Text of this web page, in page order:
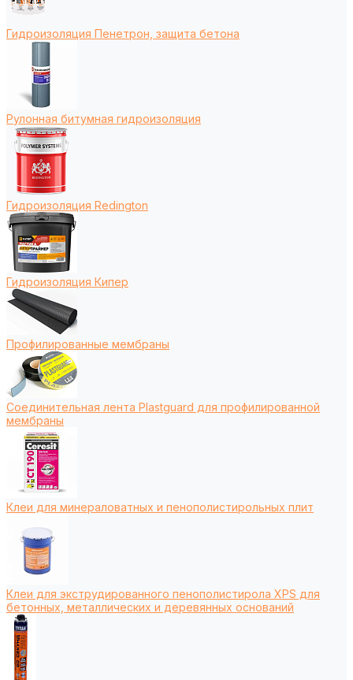
Гидроизоляция Пенетрон, защита бетона
Рулонная битумная гидроизоляция
Гидроизоляция Redington
Гидроизоляция Кипер
Профилированные мембраны
Соединительная лента Plastguard для профилированной
мембраны
Клеи для минераловатных и пенополистирольных плит
Клеи для экструдированного пенополистирола XPS для
бетонных, металлических и деревянных оснований